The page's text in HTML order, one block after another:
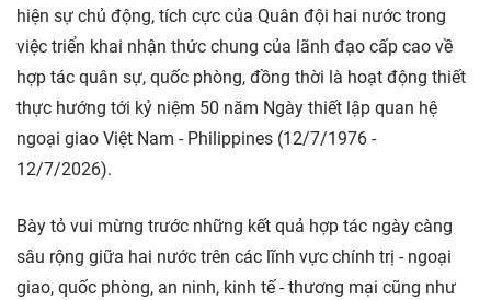
hiện sự chủ động, tích cực của Quân đội hai nước trong
việc triển khai nhận thức chung của lãnh đạo cấp cao về
hợp tác quân sự, quốc phòng, đồng thời là hoạt động thiết
thực hướng tới kỷ niệm 50 năm Ngày thiết lập quan hệ
ngoại giao Việt Nam - Philippines (12/7/1976 -
12/7/2026).
Bày tỏ vui mừng trước những kết quả hợp tác ngày càng
sâu rộng giữa hai nước trên các lĩnh vực chính trị - ngoại
giao, quốc phòng, an ninh, kinh tế - thương mại cũng như